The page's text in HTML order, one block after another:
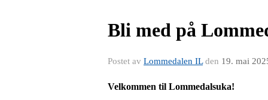
Bli med på
Postet av Lommedalen ILden 19. mai
Velkommen til Lommedalsuka!